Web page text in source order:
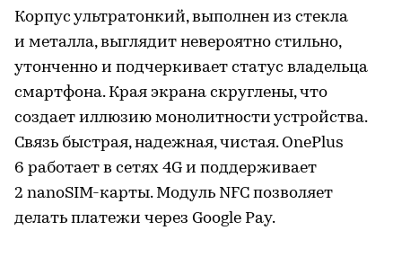
Корпус ультратонкий, выполнен из стекла
и металла, выглядит невероятно стильно,
утонченно и подчеркивает статус владельца
смартфона. Края экрана скруглены, что
создает иллюзию монолитности устройства.
Связь быстрая, надежная, чистая. OnePlus
6 работает в сетях 4G и поддерживает
2 nanoSIM-карты. Модуль NFC позволяет
делать платежи через Google Pay.